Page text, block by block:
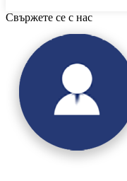
Свържете се с нас